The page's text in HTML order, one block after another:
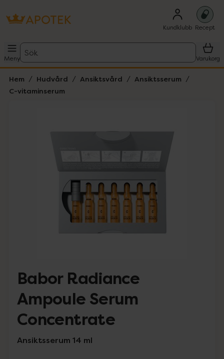
Kundklubb Recept
Meny
Sök
Varukorg
Hem Hudvård Ansiktsvård
Ansiktsserum
C-vitaminserum
Babor Radiance
Ampoule Serum
Concentrate
Ansiktsserum 14 ml